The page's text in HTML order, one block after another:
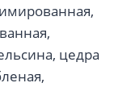
цедра